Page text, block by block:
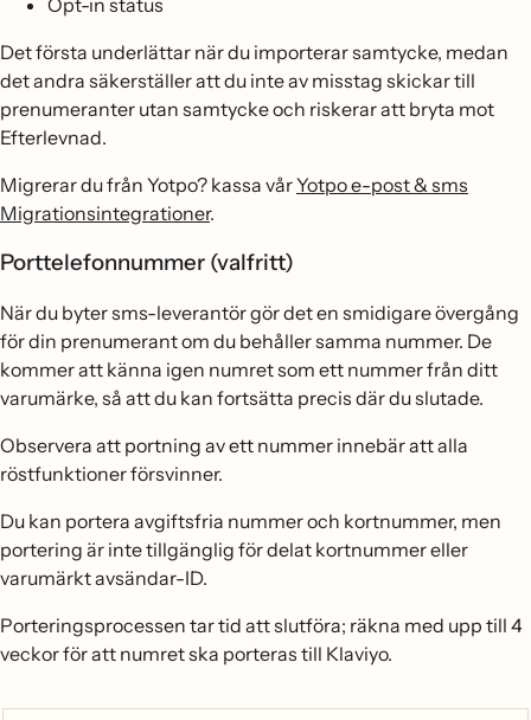
Opt-in status
Det första underlättar när du importerar samtycke, medan
det andra säkerställer att du inte av misstag skickar till
prenumeranter utan samtycke och riskerar att bryta mot
Efterlevnad.
Migrerar du från Yotpo? kassa vårYotpo e-post & sms
Migrationsintegrationer.
Porttelefonnummer (valfritt)
När du byter sms-leverantör gör det en smidigare övergång
för din prenumerant om du behåller samma nummer. De
kommer att känna igen numret som ett nummer från ditt
varumärke, så att du kan fortsätta precis där du slutade.
Observera att portning av ett nummer innebär att alla
röstfunktioner försvinner.
Du kan portera avgiftsfria nummer och kortnummer, men
portering är inte tillgänglig för delat kortnummer eller
varumärkt avsändar-ID.
Porteringsprocessen tar tid att slutföra; räkna med upp till 4
veckor för att numret ska porteras till Klaviyo.